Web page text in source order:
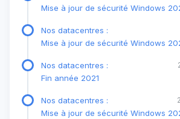
Mise à jour de sécurité Windows
Nos datacentres :
Mise à jour de sécurité Windows
Nos datacentres :
Fin année 2021
Nos datacentres :
Mise à jour de sécurité Windows